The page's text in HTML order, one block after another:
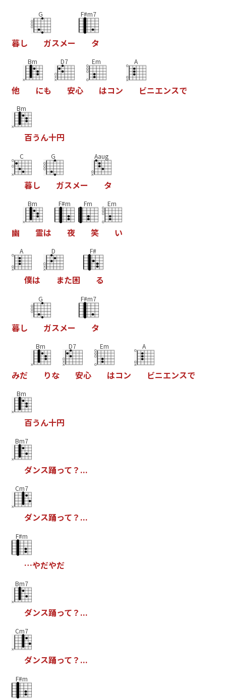
暮し
G
ガスメー
F#m7
タ
他
Bm
にも
D7
安心
Em
はコン
A
ビニエンスで
Bm
百うん十円
C
暮し
G
ガスメー
Aaug
タ
幽
Bm
霊は
F#m
夜
Fm
笑
Em
い
A
僕は
D
また困
F#
る
暮し
G
ガスメー
F#m7
タ
みだ
Bm
りな
D7
安心
Em
はコン
A
ビニエンスで
Bm
百うん十円
Bm7
ダンス踊って ？ ...
Cm7
ダンス踊って ？ ...
F#m
…やだやだ
Bm7
ダンス踊って ？ ...
Cm7
ダンス踊って ？ ...
F#m